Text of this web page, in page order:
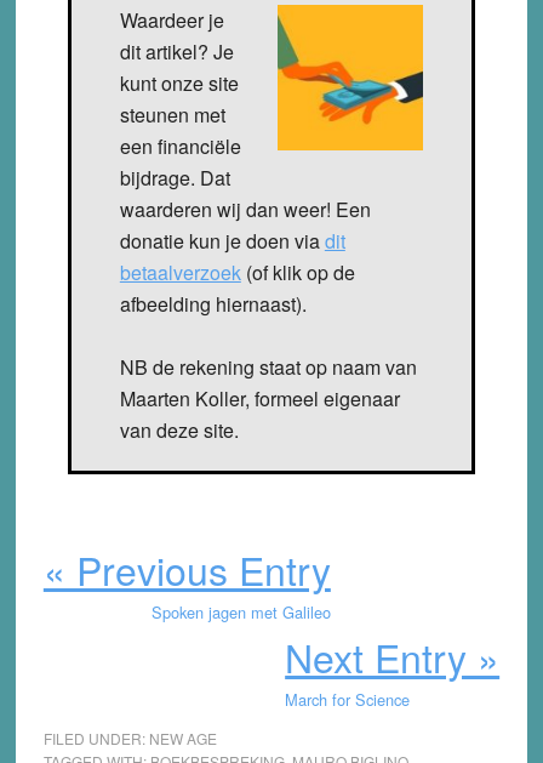
Waardeer je
dit artikel? Je
kunt onze site
steunen met
een financiële
bijdrage. Dat
waarderen wij dan weer! Een
donatie kun je doen viadit
betaalverzoek(of klik op de
afbeelding hiernaast).
NB de rekening staat op naam van
Maarten Koller, formeel eigenaar
van deze site.
« Previous Entry
Spoken jagen met Galileo
Next Entry »
March for Science
FILED UNDER: NEW AGE